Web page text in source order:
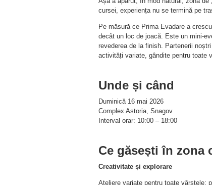
cursei, experiența nu se termină pe
Pe măsură ce Prima Evadare a
decât un loc de joacă. Este un mini-
revederea de la finish. Partenerii
activități variate, gândite pentru toate
Unde și când
Duminică 16 mai 2026
Complex Astoria, Snagov
Interval orar: 10:00 – 18:00
Ce găsești în zona
Creativitate și explorare
Ateliere variate pentru toate vârstele: